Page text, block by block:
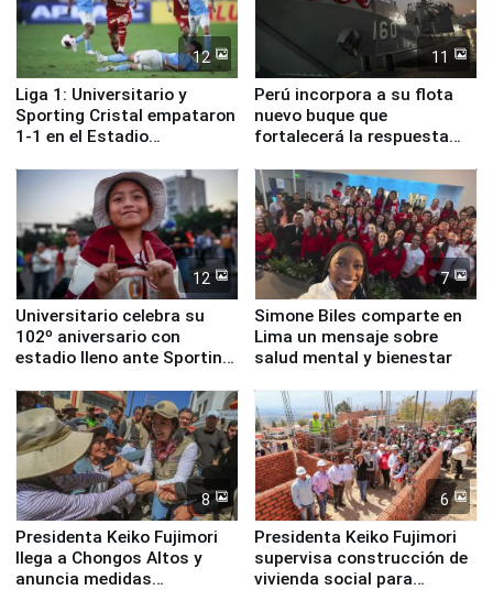
12
Liga 1: Universitario y
Sporting Cristal empataron
1-1 en el Estadio
11
Perú incorpora a su flota
nuevo buque que
fortalecerá la respuesta
12
Universitario celebra su
102º aniversario con
estadio lleno ante Sporting
7
Simone Biles comparte en
Lima un mensaje sobre
salud mental y bienestar
8
Presidenta Keiko Fujimori
llega a Chongos Altos y
anuncia medidas
6
Presidenta Keiko Fujimori
supervisa construcción de
vivienda social para